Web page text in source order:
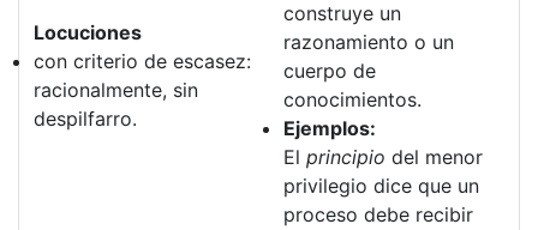
Locuciones
con criterio de escasez:
racionalmente, sin
despilfarro.
construye un
razonamiento o un
cuerpo de
conocimientos.
Ejemplos:
El principio del menor
privilegio dice que un
proceso debe recibir